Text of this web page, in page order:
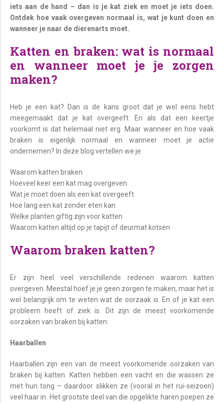
iets aan de hand – dan is je kat ziek en moet je iets doen.
Ontdek hoe vaak overgeven normaal is, wat je kunt doen en
wanneer je naar de dierenarts moet.
Katten en braken: wat is normaal
en wanneer moet je je zorgen
maken?
Heb je een kat? Dan is de kans groot dat je wel eens hebt
meegemaakt dat je kat overgeeft. En als dat een keertje
voorkomt is dat helemaal niet erg. Maar wanneer en hoe vaak
braken is eigenlijk normaal en wanneer moet je actie
ondernemen? In deze blog vertellen we je:
Waarom katten braken
Hoeveel keer een kat mag overgeven
Wat je moet doen als een kat overgeeft
Hoe lang een kat zonder eten kan
Welke planten giftig zijn voor katten
Waarom katten altijd op je tapijt of deurmat kotsen
Waarom braken katten?
Er zijn heel veel verschillende redenen waarom katten
overgeven. Meestal hoef je je geen zorgen te maken, maar het is
wel belangrijk om te weten wat de oorzaak is. En of je kat een
probleem heeft of ziek is. Dit zijn de meest voorkomende
oorzaken van braken bij katten:
Haarballen
Haarballen zijn een van de meest voorkomende oorzaken van
braken bij katten. Katten hebben een vacht en die wassen ze
met hun tong – daardoor slikken ze (vooral in het rui-seizoen)
veel haar in. Het grootste deel van die opgelikte haren poepen ze